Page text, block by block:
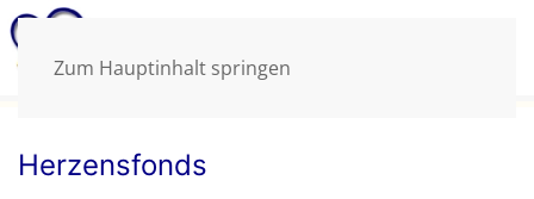
Zum Hauptinhalt springen
Herzensfonds